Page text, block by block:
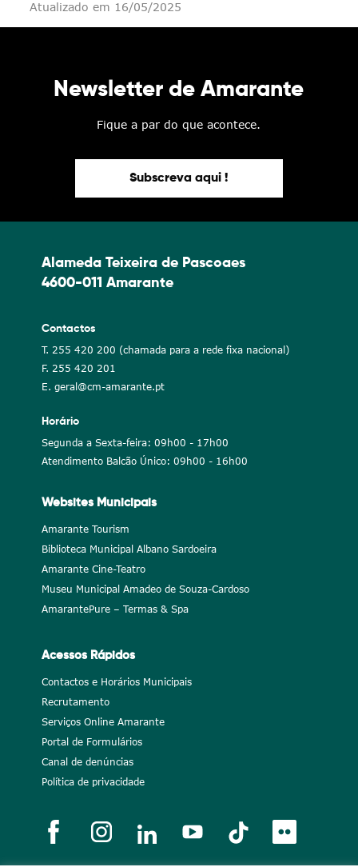
Atualizado em 16/05/2025
Newsletter de Amarante
Fique a par do que acontece.
Subscreva aqui !
Alameda Teixeira de Pascoaes
4600-011 Amarante
Contactos
T. 255 420 200 (chamada para a rede fixa nacional)
F. 255 420 201
E. geral@cm-amarante.pt
Horário
Segunda a Sexta-feira: 09h00 - 17h00
Atendimento Balcão Único: 09h00 - 16h00
Websites Municipais
Amarante Tourism
Biblioteca Municipal Albano Sardoeira
Amarante Cine-Teatro
Museu Municipal Amadeo de Souza-Cardoso
AmarantePure – Termas & Spa
Acessos Rápidos
Contactos e Horários Municipais
Recrutamento
Serviços Online Amarante
Portal de Formulários
Canal de denúncias
Política de privacidade